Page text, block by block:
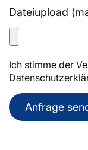
Dateiupload
Ich stimme der
Anfrage